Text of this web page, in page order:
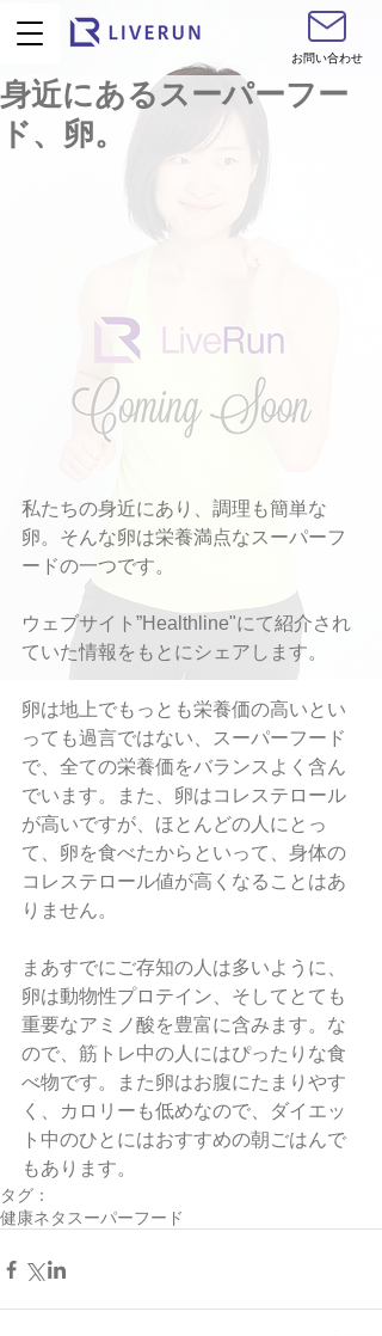
お問い合わせ
身近にあるスーパーフー
ド、卵。
私たちの身近にあり、調理も簡単な
卵。そんな卵は栄養満点なスーパーフ
ードの一つです。
ウェブサイト”Healthline"にて紹介され
ていた情報をもとにシェアします。
卵は地上でもっとも栄養価の高いとい
っても過言ではない、スーパーフード
で、全ての栄養価をバランスよく含ん
でいます。また、卵はコレステロール
が高いですが、ほとんどの人にとっ
て、卵を食べたからといって、身体の
コレステロール値が高くなることはあ
りません。
まあすでにご存知の人は多いように、
卵は動物性プロテイン、そしてとても
重要なアミノ酸を豊富に含みます。な
ので、筋トレ中の人にはぴったりな食
べ物です。また卵はお腹にたまりやす
く、カロリーも低めなので、ダイエッ
ト中のひとにはおすすめの朝ごはんで
もあります。
タグ：
健康ネタ スーパーフード